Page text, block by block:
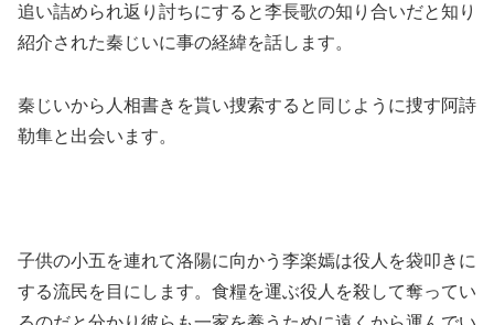
追い詰められ返り討ちにすると李長歌の知り合いだと知り
紹介された秦じいに事の経緯を話します。
秦じいから人相書きを貰い捜索すると同じように捜す阿詩
勒隼と出会います。
子供の小五を連れて洛陽に向かう李楽嫣は役人を袋叩きに
する流民を目にします。食糧を運ぶ役人を殺して奪ってい